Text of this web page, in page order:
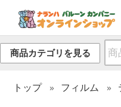
商品カテゴリを見る
トップ フィルム